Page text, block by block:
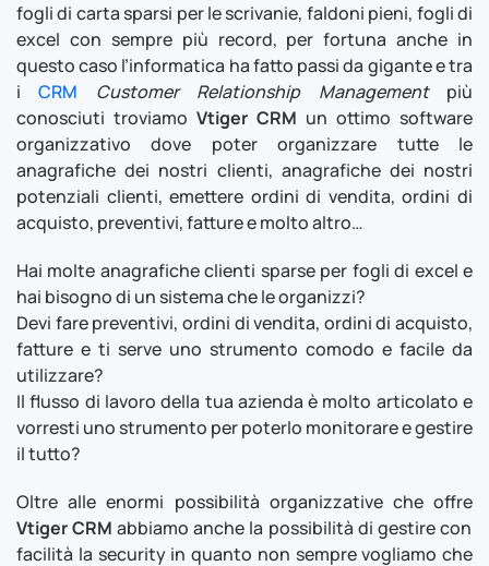
fogli di carta sparsi per le scrivanie, faldoni pieni, fogli di
excel con sempre più record, per fortuna anche in
questo caso l’informatica ha fatto passi da gigante e tra
iCRM Customer Relationship Managementpiù
conosciuti troviamo Vtiger CRM un ottimo software
organizzativo dove poter organizzare tutte le
anagrafiche dei nostri clienti, anagrafiche dei nostri
potenziali clienti, emettere ordini di vendita, ordini di
acquisto, preventivi, fatture e molto altro…
Hai molte anagrafiche clienti sparse per fogli di excel e
hai bisogno di un sistema che le organizzi?
Devi fare preventivi, ordini di vendita, ordini di acquisto,
fatture e ti serve uno strumento comodo e facile da
utilizzare?
Il flusso di lavoro della tua azienda è molto articolato e
vorresti uno strumento per poterlo monitorare e gestire
il tutto?
Oltre alle enormi possibilità organizzative che offre
Vtiger CRM abbiamo anche la possibilità di gestire con
facilità la security in quanto non sempre vogliamo che